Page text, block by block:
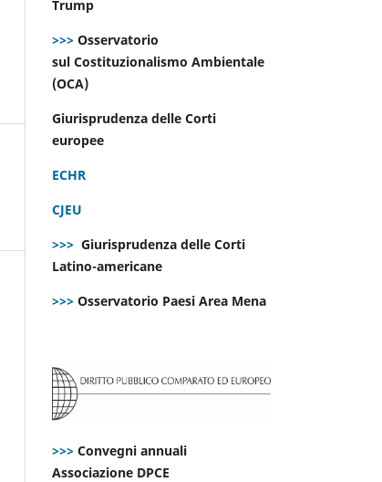
Trump
>>> Osservatorio
sul Costituzionalismo Ambientale
(OCA)
Giurisprudenza delle Corti
europee
ECHR
CJEU
>>> Giurisprudenza delle Corti
Latino-americane
>>> Osservatorio Paesi Area Mena
>>> Convegni annuali
Associazione DPCE